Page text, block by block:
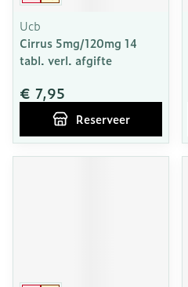
Ucb
Cirrus 5mg/120mg 14
tabl. verl. afgifte
€ 7,95
Reserveer